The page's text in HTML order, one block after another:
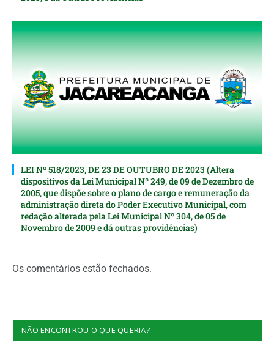
LEI Nº 518/2023, DE 23 DE OUTUBRO DE 2023 (Altera
dispositivos da Lei Municipal Nº 249, de 09 de Dezembro de
2005, que dispõe sobre o plano de cargo e remuneração da
administração direta do Poder Executivo Municipal, com
redação alterada pela Lei Municipal Nº 304, de 05 de
Novembro de 2009 e dá outras providências)
Os comentários estão fechados.
NÃO ENCONTROU O QUE QUERIA?